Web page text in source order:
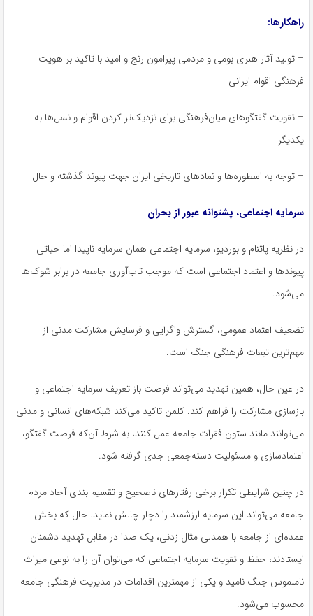
راهکارها:
– تولید آثار هنری بومی و مردمی پیرامون رنج و امید با تاکید بر هویت
فرهنگی اقوام ایرانی
– تقویت گفتگوهای میان‌فرهنگی برای نزدیک‌تر کردن اقوام و نسل‌ها به
یکدیگر
– توجه به اسطوره‌ها و نمادهای تاریخی ایران جهت پیوند گذشته و حال
سرمایه اجتماعی، پشتوانه عبور از بحران
در نظریه پاتنام و بوردیو، سرمایه اجتماعی همان سرمایه ناپیدا اما حیاتی
پیوندها و اعتماد اجتماعی است که موجب تاب‌آوری جامعه در برابر شوک‌ها
می‌شود.
تضعیف اعتماد عمومی، گسترش واگرایی و فرسایش مشارکت مدنی از
مهم‌ترین تبعات فرهنگی جنگ است.
در عین حال، همین تهدید می‌تواند فرصت باز تعریف سرمایه اجتماعی و
بازسازی مشارکت را فراهم کند. کلمن تاکید می‌کند شبکه‌های انسانی و مدنی
می‌توانند مانند ستون فقرات جامعه عمل کنند، به شرط آن‌که فرصت گفتگو،
اعتمادسازی و مسئولیت دسته‌جمعی جدی گرفته شود.
در چنین شرایطی تکرار برخی رفتارهای ناصحیح و تقسیم بندی آحاد مردم
جامعه می‌تواند این سرمایه ارزشمند را دچار چالش نماید. حال که بخش
عمده‌ای از جامعه با همدلی مثال زدنی، یک صدا در مقابل تهدید دشمنان
ایستادند، حفظ و تقویت سرمایه اجتماعی که می‌توان آن را به نوعی میراث
ناملموس جنگ نامید و یکی از مهمترین اقدامات در مدیریت فرهنگی جامعه
محسوب می‌شود.